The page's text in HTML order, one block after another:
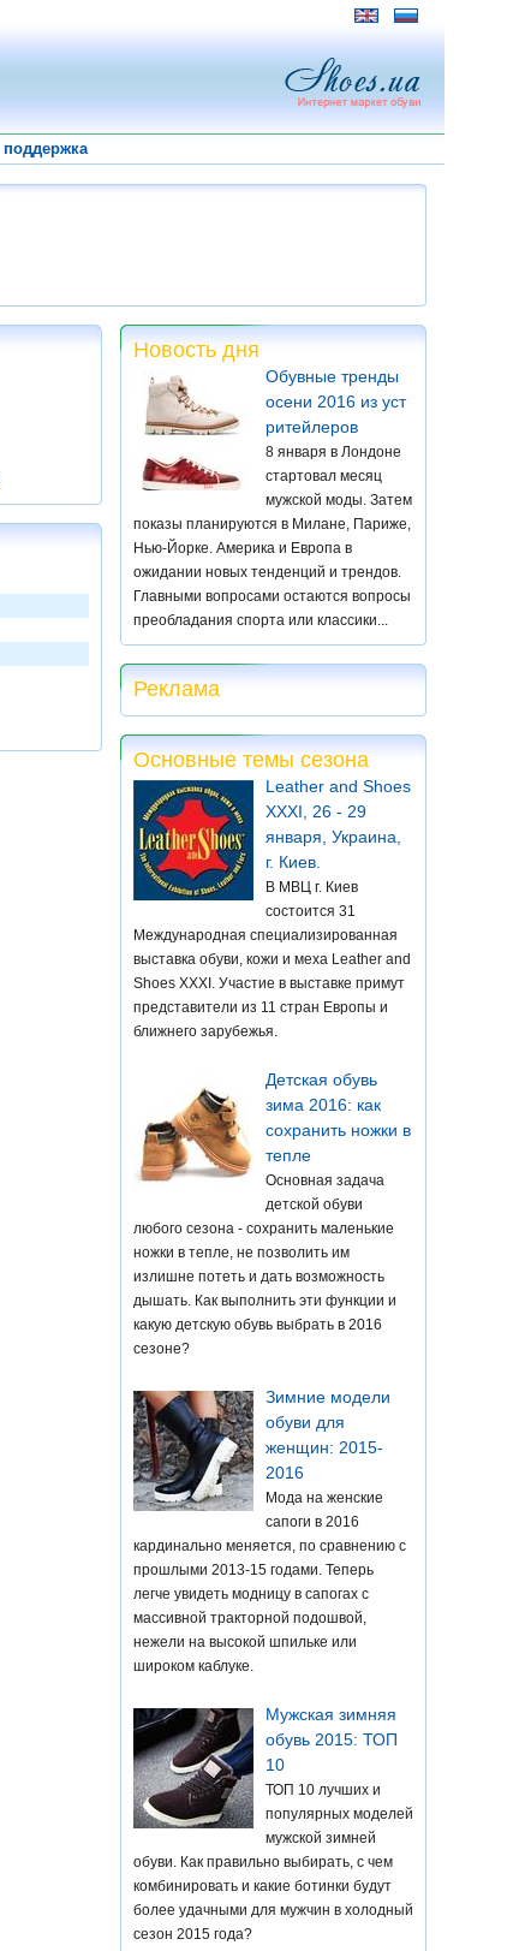
поддержка
Новость дня
Обувные тренды
осени 2016 из уст
ритейлеров
8 января в Лондоне
стартовал месяц
мужской моды. Затем
показы планируются в Милане, Париже,
Нью-Йорке. Америка и Европа в
ожидании новых тенденций и трендов.
Главными вопросами остаются вопросы
преобладания спорта или классики...
Реклама
Основные темы сезона
Leather and Shoes
XXXI, 26 - 29
января, Украина,
г. Киев.
В МВЦ г. Киев
состоится 31
Международная специализированная
выставка обуви, кожи и меха Leather and
Shoes XXXI. Участие в выставке примут
представители из 11 стран Европы и
ближнего зарубежья.
Детская обувь
зима 2016: как
сохранить ножки в
тепле
Основная задача
детской обуви
любого сезона - сохранить маленькие
ножки в тепле, не позволить им
излишне потеть и дать возможность
дышать. Как выполнить эти функции и
какую детскую обувь выбрать в 2016
сезоне?
Зимние модели
обуви для
женщин: 2015-
2016
Мода на женские
сапоги в 2016
кардинально меняется, по сравнению с
прошлыми 2013-15 годами. Теперь
легче увидеть модницу в сапогах с
массивной тракторной подошвой,
нежели на высокой шпильке или
широком каблуке.
Мужская зимняя
обувь 2015: ТОП
10
ТОП 10 лучших и
популярных моделей
мужской зимней
обуви. Как правильно выбирать, с чем
комбинировать и какие ботинки будут
более удачными для мужчин в холодный
сезон 2015 года?